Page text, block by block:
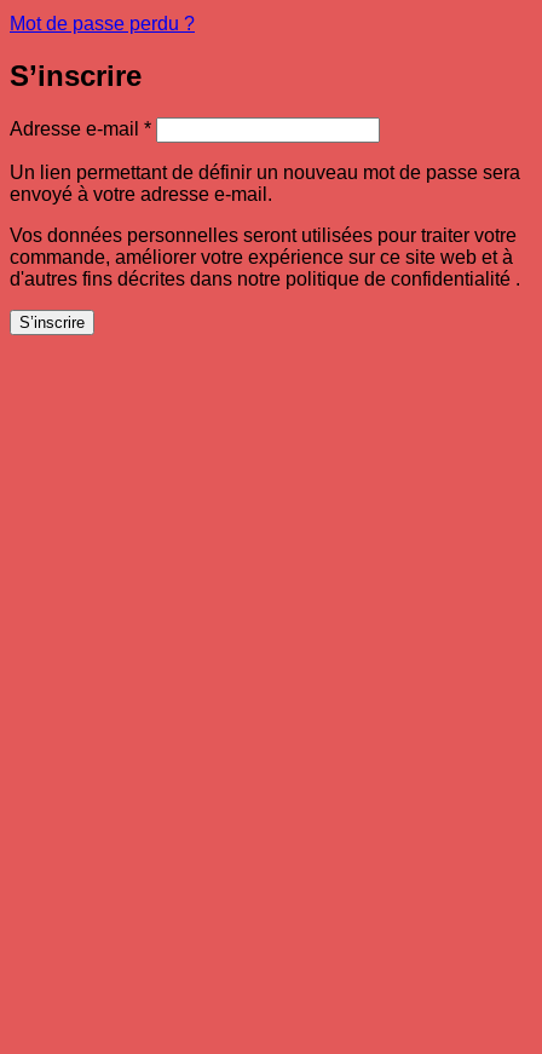
Mot de passe perdu ?
S’inscrire
Adresse e-mail *Obligatoire
Un lien permettant de définir un nouveau mot de passe sera
envoyé à votre adresse e-mail.
Vos données personnelles seront utilisées pour traiter votre
commande, améliorer votre expérience sur ce site web et à
d'autres fins décrites dans notre politique de confidentialité .
S’inscrire